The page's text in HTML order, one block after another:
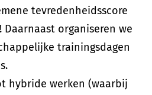
tevredenheidsscore
Daarnaast organiseren we
trainingsdagen
hybride werken (waarbij